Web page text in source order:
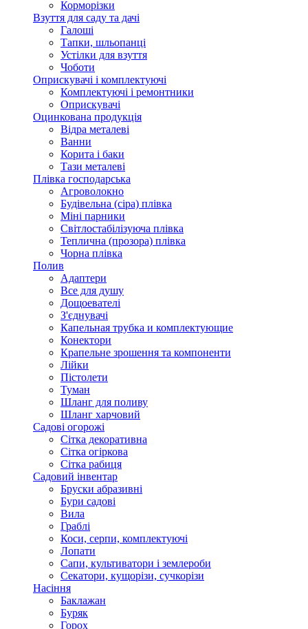
Корморізки
Взуття для саду та дачі
Галоші
Тапки, шльопанці
Устілки для взуття
Чоботи
Оприскувачі і комплектуючі
Комплектуючі і ремонтники
Оприскувачі
Оцинкована продукція
Відра металеві
Ванни
Корита і баки
Тази металеві
Плівка господарська
Агроволокно
Будівельна (сіра) плівка
Міні парники
Світлостабілізуюча плівка
Теплична (прозора) плівка
Чорна плівка
Полив
Адаптери
Все для душу
Дощоевателі
З'єднувачі
Капельная трубка и комплектующие
Конектори
Крапельне зрошення та компоненти
Лійки
Пістолети
Туман
Шланг для поливу
Шланг харчовий
Садові огорожі
Сітка декоративна
Сітка огіркова
Сітка рабиця
Садовий інвентар
Бруски абразивні
Бури садові
Вила
Граблі
Коси, серпи, комплектуючі
Лопати
Сапи, культиватори і землероби
Секатори, кущорізи, сучкорізи
Насіння
Баклажан
Буряк
Горох